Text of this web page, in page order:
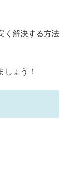
く解決する方法
しょう！